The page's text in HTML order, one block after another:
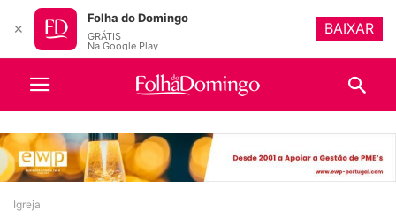
Igreja
✕
Folha do Domingo
GRÁTIS
Na Google Play
BAIXAR